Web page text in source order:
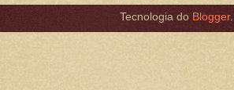
Tecnologia do Blogger.